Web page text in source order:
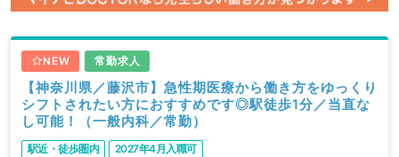
NEW 常勤求人
【神奈川県／藤沢市】急性期医療から働き方をゆっくり
シフトされたい方におすすめです◎駅徒歩1分／当直な
し可能！（一般内科／常勤）
駅近・徒歩圏内 2027年4月入職可